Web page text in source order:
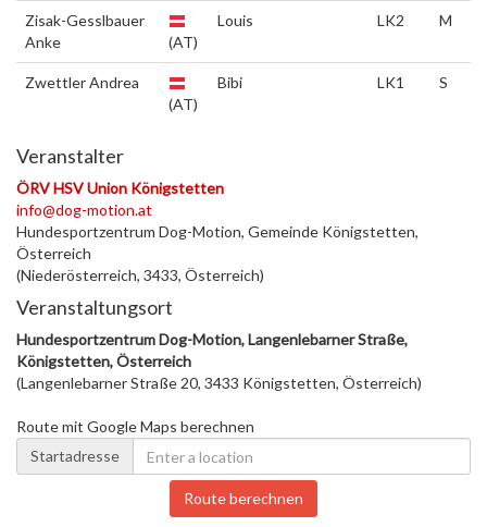
Zisak-Gesslbauer
Anke
(AT)
Louis LK2 M
Zwettler Andrea
(AT)
Bibi LK1 S
Veranstalter
ÖRV HSV Union Königstetten
info@dog-motion.at
Hundesportzentrum Dog-Motion, Gemeinde Königstetten,
Österreich
(Niederösterreich, 3433, Österreich)
Veranstaltungsort
Hundesportzentrum Dog-Motion, Langenlebarner Straße,
Königstetten, Österreich
(Langenlebarner Straße 20, 3433 Königstetten, Österreich)
Route mit Google Maps berechnen
Startadresse
Route berechnen